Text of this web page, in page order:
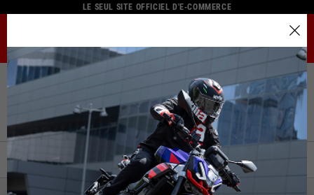
LE SEUL SITE OFFICIEL D'E-COMMERCE
Accueil Merchandising Gadgets
Gadgets
FILTRER TRIER PAR :
Le catalogue et les services disponibles peuvent varier selon
la ville.
En changeant d'emplacement, le contenu de votre panier et
de votre liste de souhaits sera mis à jour.
Italy